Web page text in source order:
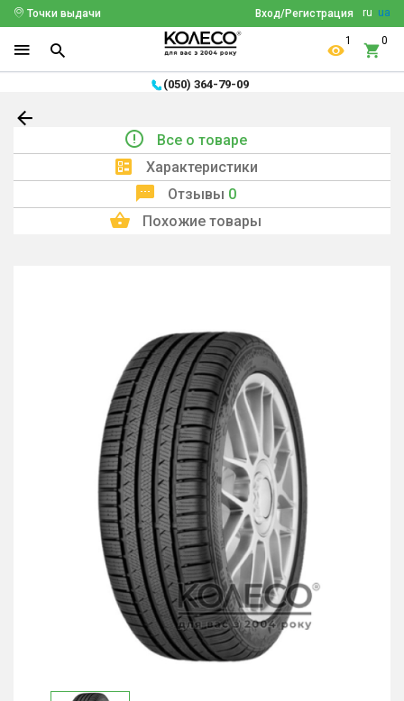
ru ua
Вход/Регистрация
Точки выдачи
1 0
(050) 364-79-09
Все о товаре
Характеристики
Отзывы 0
Похожие товары